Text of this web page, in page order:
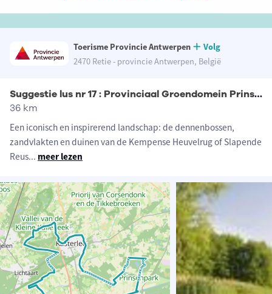
Toerisme Provincie Antwerpen
Volg
2470 Retie - provincie Antwerpen, België
Suggestie lus nr 17 : Provinciaal Groendomein Prinsenpark
36 km
Een iconisch en inspirerend landschap: de dennenbossen,
zandvlakten en duinen van de Kempense Heuvelrug of Slapende
Reus... meer lezen